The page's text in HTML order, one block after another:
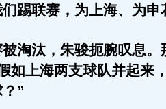
踢联赛，为上海、为申
汰，朱骏扼腕叹息。
如上海两支球队并起来
”